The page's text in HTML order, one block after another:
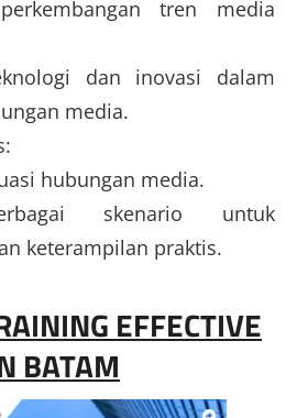
tren media
dan inovasi dalam
media.
hubungan media.
skenario untuk
keterampilan praktis.
EFFECTIVE
BATAM